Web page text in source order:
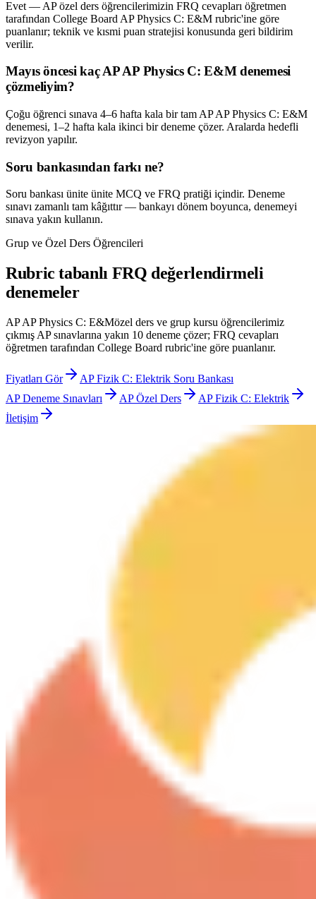
Evet — AP özel ders öğrencilerimizin FRQ cevapları öğretmen
tarafından College Board AP Physics C: E&M rubric'ine göre
puanlanır; teknik ve kısmi puan stratejisi konusunda geri bildirim
verilir.
Mayıs öncesi kaç AP AP Physics C: E&M denemesi
çözmeliyim?
Çoğu öğrenci sınava 4–6 hafta kala bir tam AP AP Physics C: E&M
denemesi, 1–2 hafta kala ikinci bir deneme çözer. Aralarda hedefli
revizyon yapılır.
Soru bankasından farkı ne?
Soru bankası ünite ünite MCQ ve FRQ pratiği içindir. Deneme
sınavı zamanlı tam kâğıttır — bankayı dönem boyunca, denemeyi
sınava yakın kullanın.
Grup ve Özel Ders Öğrencileri
Rubric tabanlı FRQ değerlendirmeli
denemeler
APAP Physics C: E&Mözel ders ve grup kursu öğrencilerimiz
çıkmış AP sınavlarına yakın 10 deneme çözer; FRQ cevapları
öğretmen tarafından College Board rubric'ine göre puanlanır.
Fiyatları Gör APFizik C: Elektrik Soru Bankası
AP Deneme Sınavları
AP Özel Ders
AP Fizik C: Elektrik
İletişim